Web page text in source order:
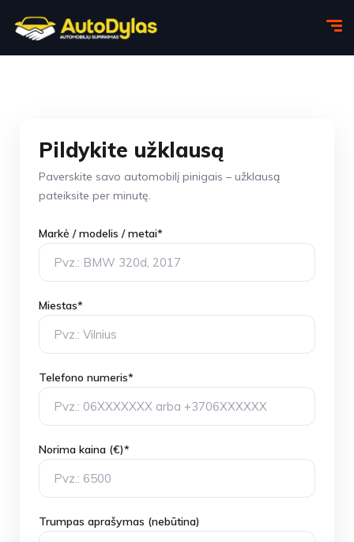
Pildykite užklausą
Paverskite savo automobilį pinigais – užklausą
pateiksite per minutę.
Markė / modelis / metai*
Miestas*
Telefono numeris*
Norima kaina (€)*
Trumpas aprašymas (nebūtina)